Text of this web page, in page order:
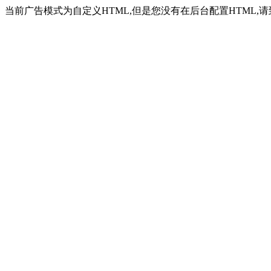
当前广告模式为自定义HTML,但是您没有在后台配置HTML,